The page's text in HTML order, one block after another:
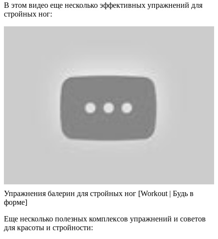
В этом видео еще несколько эффективных упражнений для
стройных ног:
Упражнения балерин для стройных ног [Workout | Будь в
форме]
Еще несколько полезных комплексов упражнений и советов
для красоты и стройности: